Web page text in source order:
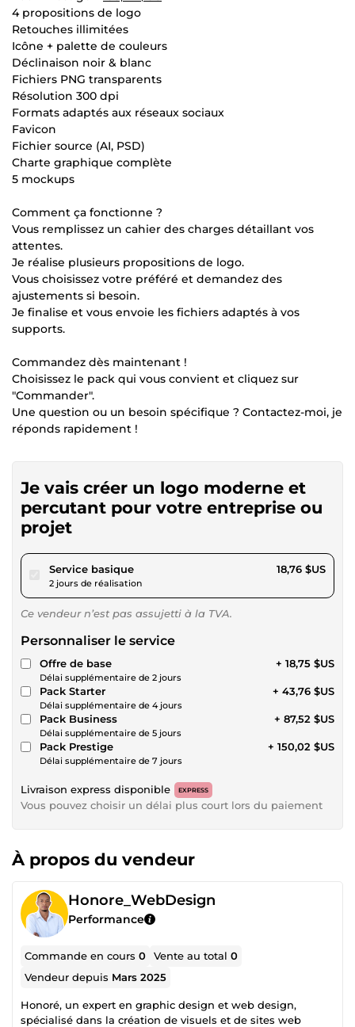
4 propositions de logo
Retouches illimitées
Icône + palette de couleurs
Déclinaison noir & blanc
Fichiers PNG transparents
Résolution 300 dpi
Formats adaptés aux réseaux sociaux
Favicon
Fichier source (AI, PSD)
Charte graphique complète
5 mockups
Comment ça fonctionne ?
Vous remplissez un cahier des charges détaillant vos
attentes.
Je réalise plusieurs propositions de logo.
Vous choisissez votre préféré et demandez des
ajustements si besoin.
Je finalise et vous envoie les fichiers adaptés à vos
supports.
Commandez dès maintenant !
Choisissez le pack qui vous convient et cliquez sur
"Commander".
Une question ou un besoin spécifique ? Contactez-moi, je
réponds rapidement !
Je vais créer un logo moderne et
percutant pour votre entreprise ou
projet
Service basiquepour 17,28 $US
2 jours de réalisation
18,76 $US
Ce vendeur n’est pas assujetti à la TVA.
Personnaliser le service
Offre de base
Délai supplémentaire de 2 jours
+ 18,75 $US
Pack Starter
Délai supplémentaire de 4 jours
+ 43,76 $US
Pack Business
Délai supplémentaire de 5 jours
+ 87,52 $US
Pack Prestige
Délai supplémentaire de 7 jours
+ 150,02 $US
Livraison express disponible EXPRESS
Vous pouvez choisir un délai plus court lors du paiement
À propos du vendeur
Honore_WebDesign
Performance
Commande en cours0 Vente au total0
Vendeur depuis Mars 2025
Honoré, un expert en graphic design et web design,
spécialisé dans la création de visuels et de sites web